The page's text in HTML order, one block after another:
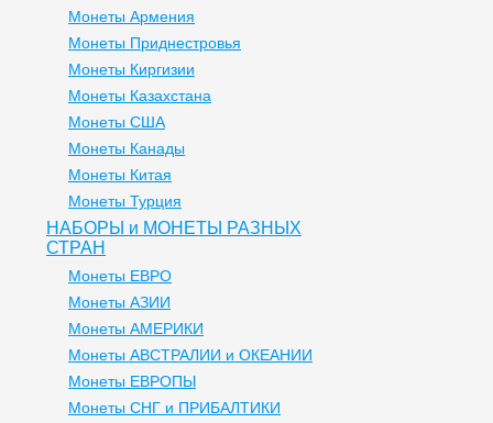
Монеты Армения
Монеты Приднестровья
Монеты Киргизии
Монеты Казахстана
Монеты США
Монеты Канады
Монеты Китая
Монеты Турция
НАБОРЫ и МОНЕТЫ РАЗНЫХ
СТРАН
Монеты ЕВРО
Монеты АЗИИ
Монеты АМЕРИКИ
Монеты АВСТРАЛИИ и ОКЕАНИИ
Монеты ЕВРОПЫ
Монеты СНГ и ПРИБАЛТИКИ